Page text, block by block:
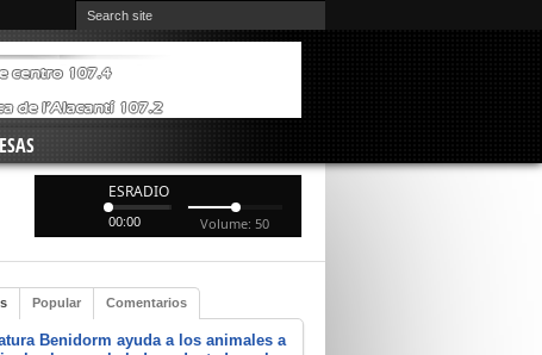
ESRADIO
00:00 Volume: 50
Popular Comentarios
Benidorm ayuda a los animales a